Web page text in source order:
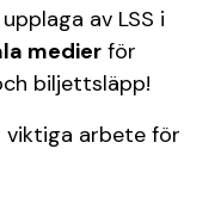
av LSS i
medier för
biljettsläpp!
arbete för